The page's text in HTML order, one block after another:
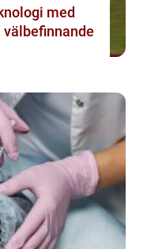
med
välbefinnande